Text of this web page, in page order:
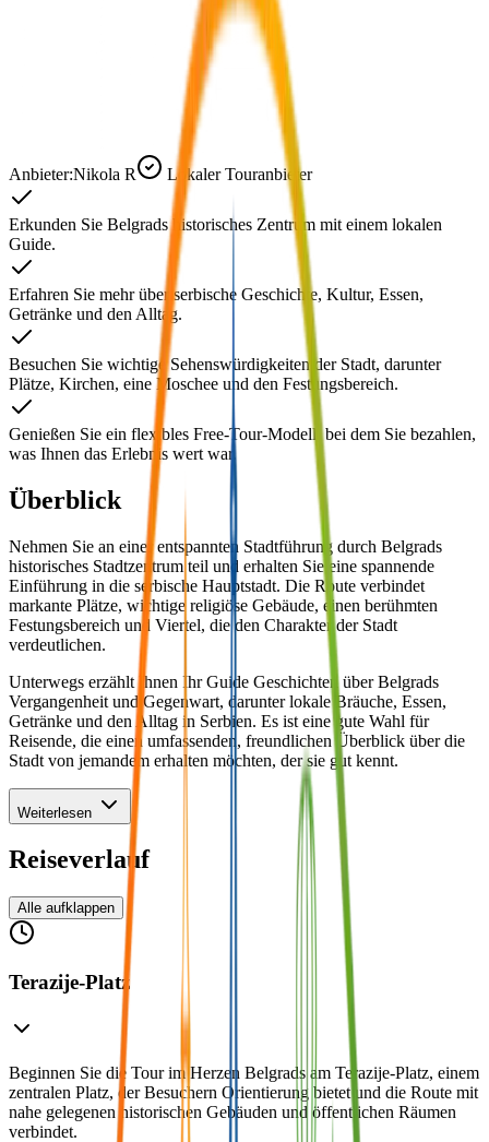
Anbieter:Nikola R Lokaler Touranbieter
Erkunden Sie Belgrads historisches Zentrum mit einem lokalen
Guide.
Erfahren Sie mehr über serbische Geschichte, Kultur, Essen,
Getränke und den Alltag.
Besuchen Sie wichtige Sehenswürdigkeiten der Stadt, darunter
Plätze, Kirchen, eine Moschee und den Festungsbereich.
Genießen Sie ein flexibles Free-Tour-Modell, bei dem Sie bezahlen,
was Ihnen das Erlebnis wert war.
Überblick
Nehmen Sie an einer entspannten Stadtführung durch Belgrads
historisches Stadtzentrum teil und erhalten Sie eine spannende
Einführung in die serbische Hauptstadt. Die Route verbindet
markante Plätze, wichtige religiöse Gebäude, einen berühmten
Festungsbereich und Viertel, die den Charakter der Stadt
verdeutlichen.
Unterwegs erzählt Ihnen Ihr Guide Geschichten über Belgrads
Vergangenheit und Gegenwart, darunter lokale Bräuche, Essen,
Getränke und den Alltag in Serbien. Es ist eine gute Wahl für
Reisende, die einen umfassenden, freundlichen Überblick über die
Stadt von jemandem erhalten möchten, der sie gut kennt.
Weiterlesen
Reiseverlauf
Alle aufklappen
Terazije-Platz
Beginnen Sie die Tour im Herzen Belgrads am Terazije-Platz, einem
zentralen Platz, der Besuchern Orientierung bietet und die Route mit
nahe gelegenen historischen Gebäuden und öffentlichen Räumen
verbindet.